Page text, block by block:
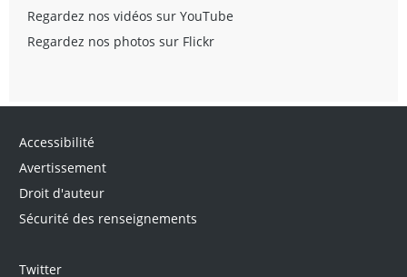
Regardez nos vidéos sur YouTube
Regardez nos photos sur Flickr
Accessibilité
Avertissement
Droit d'auteur
Sécurité des renseignements
Twitter